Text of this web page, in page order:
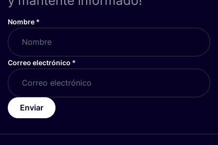
Nombre *
Correo electrónico *
Enviar